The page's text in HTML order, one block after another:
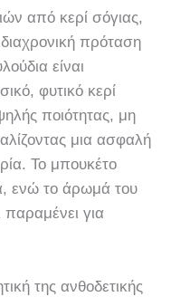
από κερί σόγιας,
πρόταση
είναι
φυτικό κερί
ποιότητας, μη
μια ασφαλή
Το μπουκέτο
ενώ το άρωμά του
για
της ανθοδετικής